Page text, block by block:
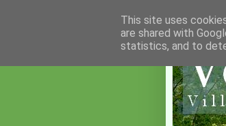
This site uses
are shared with
statistics, and to